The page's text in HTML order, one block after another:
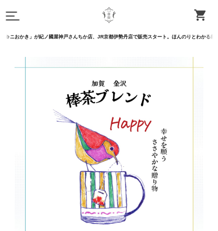
かき」が紀ノ國屋神戸さんちか店、JR京都伊勢丹店で販売スタート。ほんのりとわかる能登し